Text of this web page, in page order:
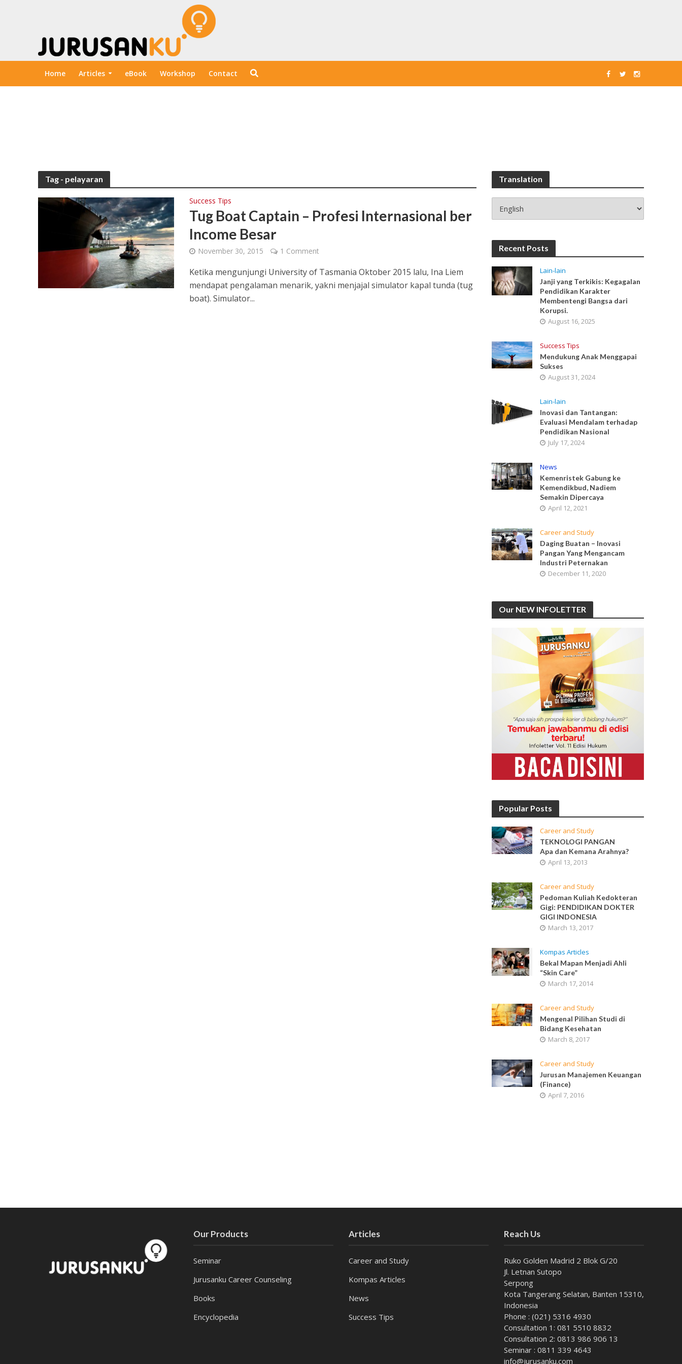
Home Articles eBook Workshop Contact
Tag - pelayaran
Success Tips
Tug Boat Captain – Profesi Internasional ber
Income Besar
November 30, 2015 1 Comment
Ketika mengunjungi University of Tasmania Oktober 2015 lalu, Ina Liem
mendapat pengalaman menarik, yakni menjajal simulator kapal tunda (tug
boat). Simulator...
Translation
Recent Posts
Lain-lain
Janji yang Terkikis: Kegagalan
Pendidikan Karakter
Membentengi Bangsa dari
Korupsi.
August 16, 2025
Success Tips
Mendukung Anak Menggapai
Sukses
August 31, 2024
Lain-lain
Inovasi dan Tantangan:
Evaluasi Mendalam terhadap
Pendidikan Nasional
July 17, 2024
News
Kemenristek Gabung ke
Kemendikbud, Nadiem
Semakin Dipercaya
April 12, 2021
Career and Study
Daging Buatan – Inovasi
Pangan Yang Mengancam
Industri Peternakan
December 11, 2020
Our NEW INFOLETTER
Popular Posts
Career and Study
TEKNOLOGI PANGAN
Apa dan Kemana Arahnya?
April 13, 2013
Career and Study
Pedoman Kuliah Kedokteran
Gigi: PENDIDIKAN DOKTER
GIGI INDONESIA
March 13, 2017
Kompas Articles
Bekal Mapan Menjadi Ahli
“Skin Care”
March 17, 2014
Career and Study
Mengenal Pilihan Studi di
Bidang Kesehatan
March 8, 2017
Career and Study
Jurusan Manajemen Keuangan
(Finance)
April 7, 2016
Our Products
Seminar
Jurusanku Career Counseling
Books
Encyclopedia
Articles
Career and Study
Kompas Articles
News
Success Tips
Reach Us
Ruko Golden Madrid 2 Blok G/20
Jl. Letnan Sutopo
Serpong
Kota Tangerang Selatan, Banten 15310,
Indonesia
Phone : (021) 5316 4930
Consultation 1: 081 5510 8832
Consultation 2: 0813 986 906 13
Seminar : 0811 339 4643
info@jurusanku.com